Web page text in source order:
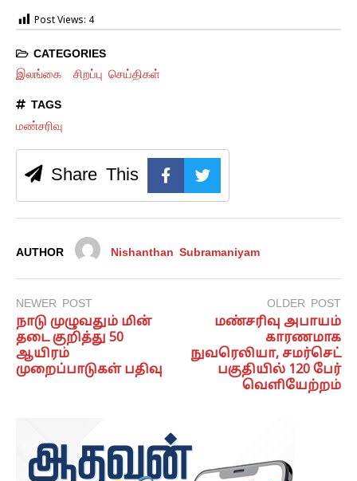
Post Views: 4
CATEGORIES
இலங்கை சிறப்பு செய்திகள்
TAGS
மண்சரிவு
Share This
AUTHOR Nishanthan Subramaniyam
NEWER POST
நாடு முழுவதும் மின்
தடை குறித்து 50
ஆயிரம்
முறைப்பாடுகள் பதிவு
OLDER POST
மண்சரிவு அபாயம்
காரணமாக
நுவரெலியா, சமர்செட்
பகுதியில் 120 பேர்
வெளியேற்றம்